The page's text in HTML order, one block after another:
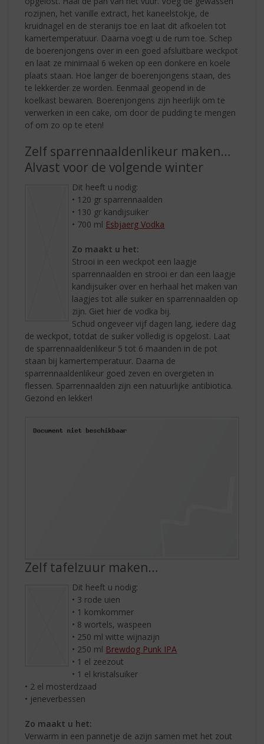
rozijnen, het vanille extract, het kaneelstokje, de
kruidnagel en de steranijs toe en laat dit afkoelen tot
kamertemperatuur. Daarna voegt u de rum toe. Schep
de boerenjongens over in een goed afsluitbare weckpot
en laat ze minimaal 6 weken op een donkere en koele
plaats staan. Hoe langer de boerenjongens staan, des
te lekkerder ze worden. Eenmaal geopend in de
koelkast bewaren. Boerenjongens zijn heerlijk om te
verwerken in een cake, om door de pudding te mengen
of om zo op te eten!
Zelf sparrennaaldenlikeur maken…
Alvast voor de volgende winter
Dit heeft u nodig:
• 120 gr sparrennaalden
• 130 gr kandijsuiker
• 700 ml Esbjaerg Vodka
Zo maakt u het:
Strooi in een weckpot een laagje
sparrennaalden en strooi er dan een laagje
kandijsuiker over en herhaal het maken van
laagjes tot alle suiker en sparrennaalden op
zijn. Giet hier de vodka bij.
Schud ongeveer vijf dagen lang, iedere dag
de weckpot, totdat de suiker volledig is opgelost. Laat
de sparrennaaldenlikeur 5 tot 6 maanden in de pot
staan bij kamertemperatuur. Daarna de
sparrennaaldenlikeur goed zeven en overgieten in
flessen. Sparrennaalden zijn een natuurlijke antibiotica.
Gezond en lekker!
Zelf tafelzuur maken…
Dit heeft u nodig:
• 3 rode uien
• 1 komkommer
• 8 wortels, waspeen
• 250 ml witte wijnazijn
• 250 ml Brewdog Punk IPA
• 1 el zeezout
• 1 el kristalsuiker
• 2 el mosterdzaad
• jeneverbessen
Zo maakt u het:
Verwarm in een pannetje de azijn samen met het zout